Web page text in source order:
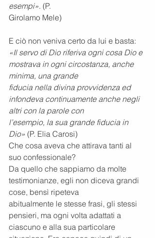
esempi». (P.
Girolamo Mele)
E ciò non veniva certo da lui e basta:
«Il servo di Dio riferiva ogni cosa Dio e
mostrava in ogni circostanza, anche
minima, una grande
fiducia nella divina provvidenza ed
infondeva continuamente anche negli
altri con la parole con
l’esempio, la sua grande fiducia in
Dio» (P. Elia Carosi)
Che cosa aveva che attirava tanti al
suo confessionale?
Da quello che sappiamo da molte
testimonianze, egli non diceva grandi
cose, bensì ripeteva
abitualmente le stesse frasi, gli stessi
pensieri, ma ogni volta adattati a
ciascuno e alla sua particolare